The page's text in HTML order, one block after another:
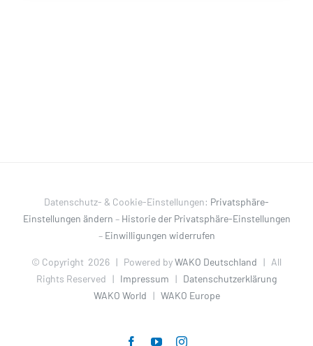
Datenschutz- & Cookie-Einstellungen: Privatsphäre-
Einstellungen ändern – Historie der Privatsphäre-Einstellungen
– Einwilligungen widerrufen
© Copyright 2026 | Powered byWAKO Deutschland | All
Rights Reserved | Impressum | Datenschutzerklärung
WAKO World | WAKO Europe
FacebookYouTubeInstagram